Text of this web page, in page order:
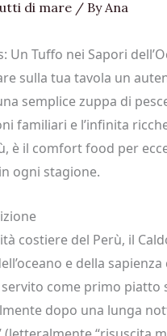
di mare / ByAna
Un Tuffo nei Sapori
sulla tua tavola un
semplice zuppa di
familiari e l’infinita
è il comfort food per
ogni stagione.
costiere del Perù, il
e della
come primo
dopo una lunga